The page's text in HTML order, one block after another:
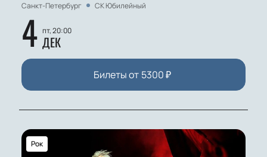
Санкт-Петербург СК Юбилейный
4 пт, 20:00
ДЕК
Билеты от 5300₽
Рок